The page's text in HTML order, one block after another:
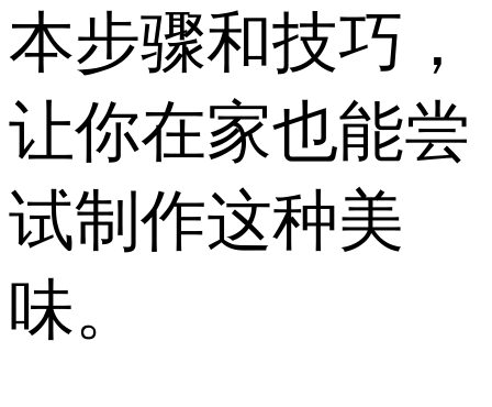
本步骤和技巧，
让你在家也能尝
试制作这种美
味。